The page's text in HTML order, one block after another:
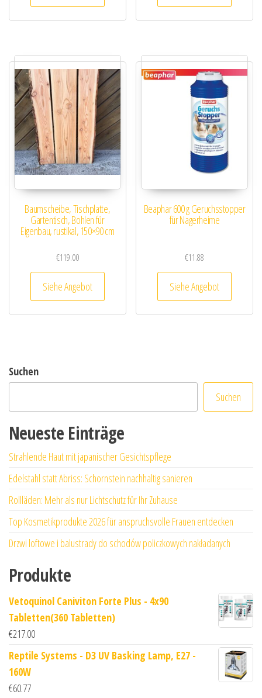
Baumscheibe, Tischplatte,
Gartentisch, Bohlen für
Eigenbau, rustikal, 150×90 cm
€119.00
Siehe Angebot
Beaphar 600 g Geruchsstopper
für Nagerheime
€11.88
Siehe Angebot
Suchen
Suchen
Neueste Einträge
Strahlende Haut mit japanischer Gesichtspflege
Edelstahl statt Abriss: Schornstein nachhaltig sanieren
Rollläden: Mehr als nur Lichtschutz für Ihr Zuhause
Top Kosmetikprodukte 2026 für anspruchsvolle Frauen entdecken
Drzwi loftowe i balustrady do schodów policzkowych nakładanych
Produkte
Vetoquinol Caniviton Forte Plus - 4x90
Tabletten(360 Tabletten)
€217.00
Reptile Systems - D3 UV Basking Lamp, E27 -
160W
€60.77